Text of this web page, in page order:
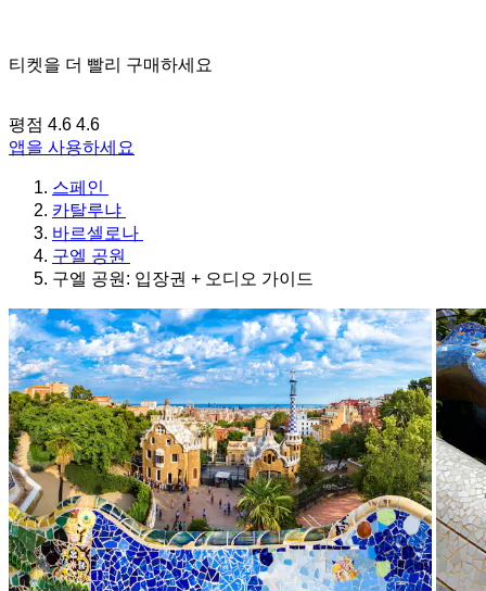
티켓을 더 빨리 구매하세요
평점 4.6 4.6
앱을 사용하세요
스페인
카탈루냐
바르셀로나
구엘 공원
구엘 공원: 입장권 + 오디오 가이드